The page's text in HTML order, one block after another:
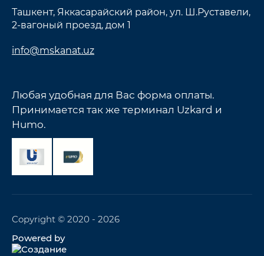
Ташкент, Яккасарайский район, ул. Ш.Руставели,
2-вагоный проезд, дом 1
info@mskanat.uz
Любая удобная для Вас форма оплаты.
Принимается так же терминал Uzkard и
Humo.
Copyright © 2020 - 2026
Powered by